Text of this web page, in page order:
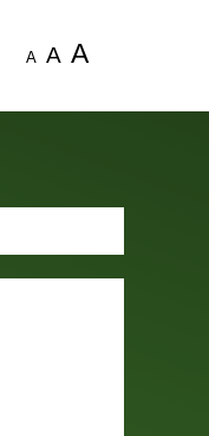
A A A